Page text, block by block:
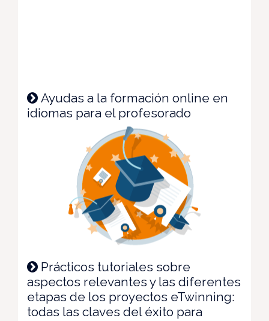
Ayudas a la formación online en
idiomas para el profesorado
Prácticos tutoriales sobre
aspectos relevantes y las diferentes
etapas de los proyectos eTwinning:
todas las claves del éxito para